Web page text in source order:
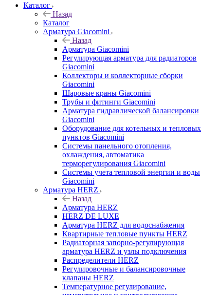
Каталог
Назад
Каталог
Арматура Giacomini
Назад
Арматура Giacomini
Регулирующая арматура для радиаторов
Giacomini
Коллекторы и коллекторные сборки
Giacomini
Шаровые краны Giacomini
Трубы и фитинги Giacomini
Арматура гидравлической балансировки
Giacomini
Оборудование для котельных и тепловых
пунктов Giacomini
Системы панельного отопления,
охлаждения, автоматика
терморегулирования Giacomini
Системы учета тепловой энергии и воды
Giacomini
Арматура HERZ
Назад
Арматура HERZ
HERZ DE LUXE
Арматура HERZ для водоснабжения
Квартирные тепловые пункты HERZ
Радиаторная запорно-регулирующая
арматура HERZ и узлы подключения
Распределители HERZ
Регулировочные и балансировочные
клапаны HERZ
Температурное регулирование,